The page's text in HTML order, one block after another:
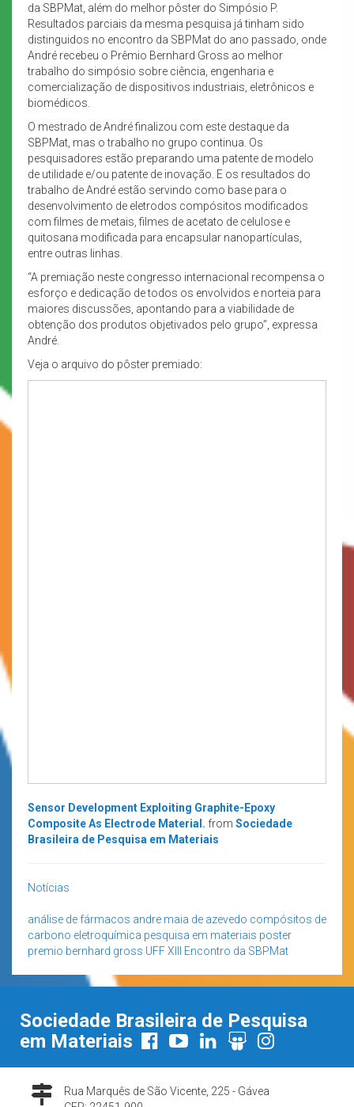
da SBPMat, além do melhor pôster do Simpósio P.
Resultados parciais da mesma pesquisa já tinham sido
distinguidos no encontro da SBPMat do ano passado, onde
André recebeu o Prêmio Bernhard Gross ao melhor
trabalho do simpósio sobre ciência, engenharia e
comercialização de dispositivos industriais, eletrônicos e
biomédicos.
O mestrado de André finalizou com este destaque da
SBPMat, mas o trabalho no grupo continua. Os
pesquisadores estão preparando uma patente de modelo
de utilidade e/ou patente de inovação. E os resultados do
trabalho de André estão servindo como base para o
desenvolvimento de eletrodos compósitos modificados
com filmes de metais, filmes de acetato de celulose e
quitosana modificada para encapsular nanopartículas,
entre outras linhas.
“A premiação neste congresso internacional recompensa o
esforço e dedicação de todos os envolvidos e norteia para
maiores discussões, apontando para a viabilidade de
obtenção dos produtos objetivados pelo grupo”, expressa
André.
Veja o arquivo do pôster premiado:
Sensor Development Exploiting Graphite-Epoxy
Composite As Electrode Material. from Sociedade
Brasileira de Pesquisa em Materiais
Notícias
análise de fármacos andre maia de azevedo compósitos de
carbono eletroquímica pesquisa em materiais poster
premio bernhard gross UFFXIII Encontro da SBPMat
Sociedade Brasileira de Pesquisa
em Materiais
Rua Marquês de São Vicente, 225 - Gávea